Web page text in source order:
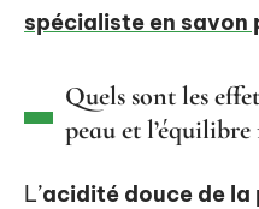
spécialiste en savon
Quels sont les
peau et
L’acidité douce de la